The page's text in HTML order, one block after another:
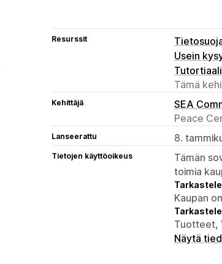
Resurssit
Usein
Tutortiaali
Tämä
Kehittäjä
SEA
Peace
Lanseerattu 8.
Tietojen käyttöoikeus
Tämän
toimia
Kaupan
Tuotteet,
Näytä